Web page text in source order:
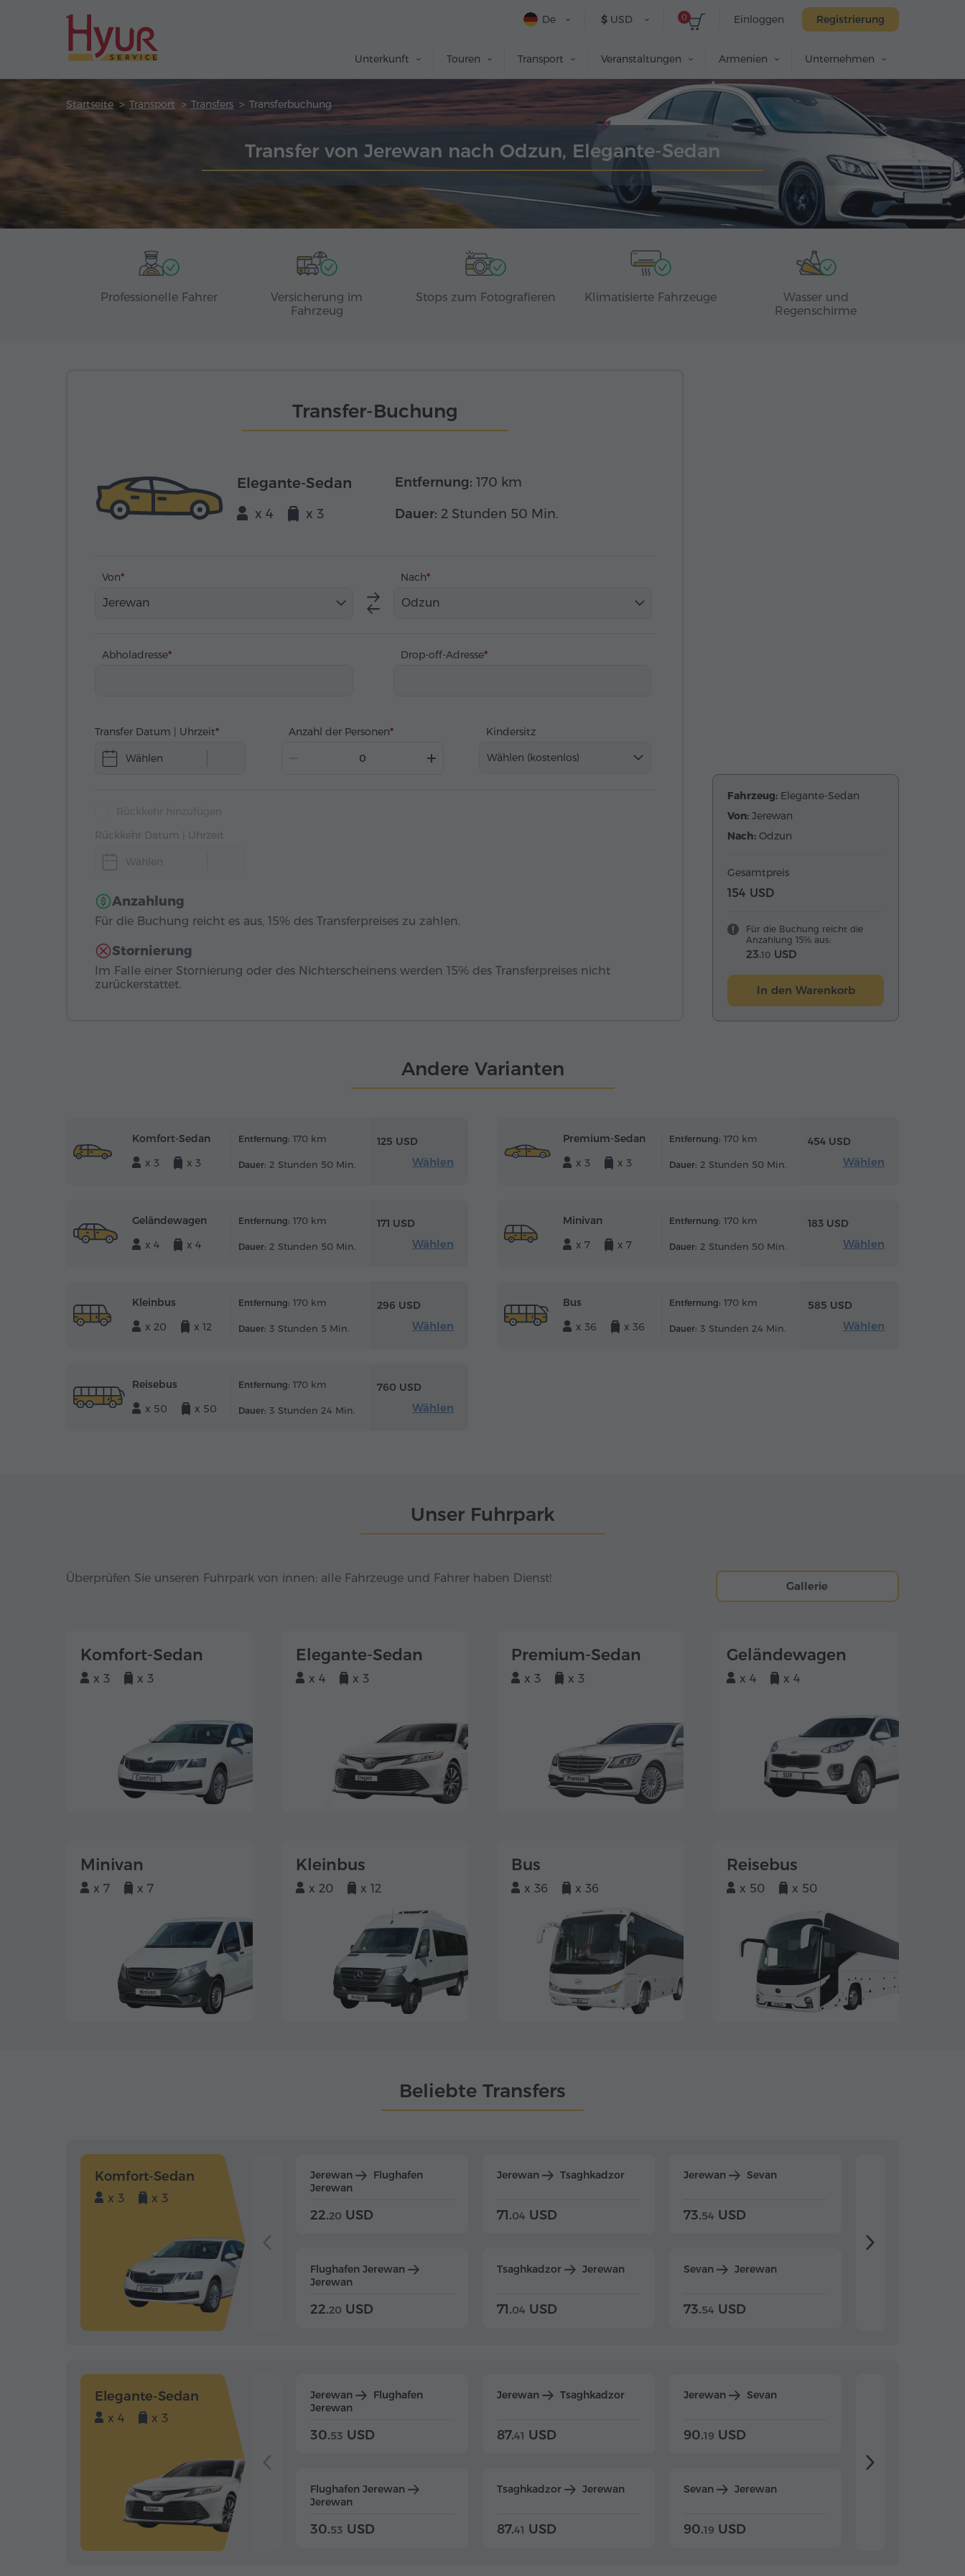
Einloggen Registrierung
0
$ USD
De
Unterkunft Touren Transport Veranstaltungen Armenien Unternehmen
Startseite Transport Transfers Transferbuchung
Transfer von Jerewan nach Odzun, Elegante-Sedan
Professionelle Fahrer
Versicherung im
Fahrzeug
Stops zum Fotografieren Klimatisierte Fahrzeuge
Wasser und
Regenschirme
Transfer-Buchung
Elegante-Sedan
x 4 x 3
Entfernung: 170 km
Dauer: 2 Stunden 50 Min.
Von
Jerewan
Nach
Odzun
Abholadresse Drop-off-Adresse
Transfer Datum | Uhrzeit
Wählen
Anzahl der Personen
Kindersitz
Wählen (kostenlos)
Rückkehr Datum | Uhrzeit
Wählen
Anzahlung
Für die Buchung reicht es aus, 15% des Transferpreises zu zahlen.
Stornierung
Im Falle einer Stornierung oder des Nichterscheinens werden 15% des Transferpreises nicht
zurückerstattet.
Fahrzeug: Elegante-Sedan
Von: Jerewan
Nach: Odzun
Gesamtpreis
154 USD
Für die Buchung reicht die
Anzahlung 15% aus:
23.10 USD
In den Warenkorb
Andere Varianten
Komfort-Sedan
x 3
x 3
Entfernung: 170 km
Dauer: 2 Stunden 50 Min.
125 USD
Wählen
Premium-Sedan
x 3
x 3
Entfernung: 170 km
Dauer: 2 Stunden 50 Min.
454 USD
Wählen
Geländewagen
x 4
x 4
Entfernung: 170 km
Dauer: 2 Stunden 50 Min.
171 USD
Wählen
Minivan
x 7
x 7
Entfernung: 170 km
Dauer: 2 Stunden 50 Min.
183 USD
Wählen
Kleinbus
x 20
x 12
Entfernung: 170 km
Dauer: 3 Stunden 5 Min.
296 USD
Wählen
Bus
x 36
x 36
Entfernung: 170 km
Dauer: 3 Stunden 24 Min.
585 USD
Wählen
Reisebus
x 50
x 50
Entfernung: 170 km
Dauer: 3 Stunden 24 Min.
760 USD
Wählen
Unser Fuhrpark
Überprüfen Sie unseren Fuhrpark von innen: alle Fahrzeuge und Fahrer haben Dienst!
Gallerie
Komfort-Sedan
x 3 x 3
Elegante-Sedan
x 4 x 3
Premium-Sedan
x 3 x 3
Geländewagen
x 4 x 4
Minivan
x 7 x 7
Kleinbus
x 20 x 12
Bus
x 36 x 36
Reisebus
x 50 x 50
Beliebte Transfers
Komfort-Sedan
x 3 x 3
Jerewan
Flughafen
Jerewan
22.20 USD
Flughafen Jerewan
Jerewan
22.20 USD
Jerewan Tsaghkadzor
71.04 USD
Tsaghkadzor Jerewan
71.04 USD
Jerewan Sevan
73.54 USD
Sevan Jerewan
73.54 USD
Elegante-Sedan
x 4 x 3
Jerewan
Flughafen
Jerewan
30.53 USD
Flughafen Jerewan
Jerewan
30.53 USD
Jerewan Tsaghkadzor
87.41 USD
Tsaghkadzor Jerewan
87.41 USD
Jerewan Sevan
90.19 USD
Sevan Jerewan
90.19 USD